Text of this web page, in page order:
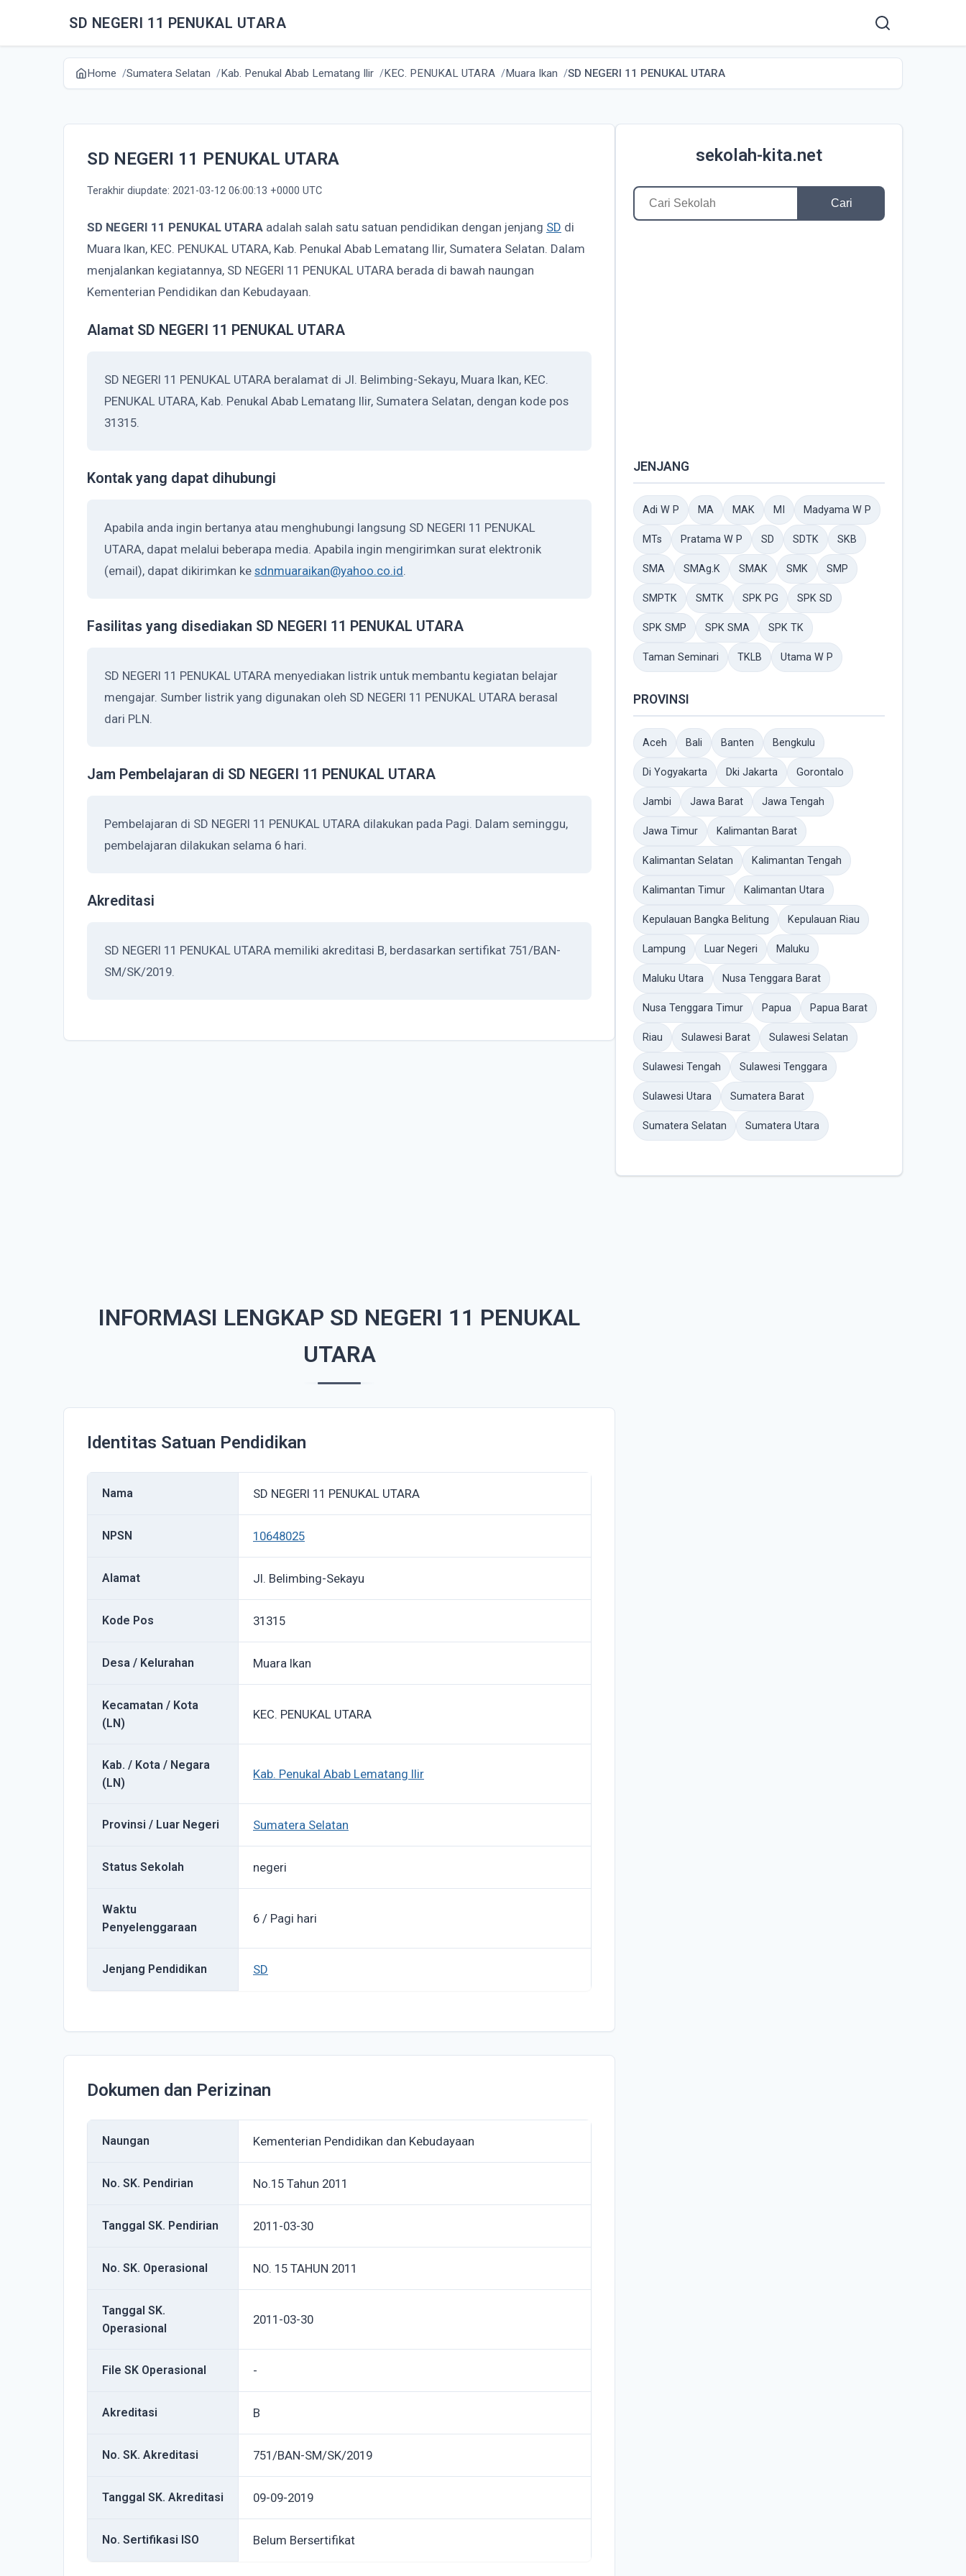
SD NEGERI 11 PENUKAL UTARA
Home Sumatera Selatan Kab. Penukal Abab Lematang Ilir KEC. PENUKAL UTARA Muara Ikan SD NEGERI 11 PENUKAL UTARA
SD NEGERI 11 PENUKAL UTARA
Terakhir diupdate: 2021-03-12 06:00:13 +0000 UTC
SD NEGERI 11 PENUKAL UTARA adalah salah satu satuan pendidikan dengan jenjang SD di
Muara Ikan, KEC. PENUKAL UTARA, Kab. Penukal Abab Lematang Ilir, Sumatera Selatan. Dalam
menjalankan kegiatannya, SD NEGERI 11 PENUKAL UTARA berada di bawah naungan
Kementerian Pendidikan dan Kebudayaan.
Alamat SD NEGERI 11 PENUKAL UTARA
SD NEGERI 11 PENUKAL UTARA beralamat di Jl. Belimbing-Sekayu, Muara Ikan, KEC.
PENUKAL UTARA, Kab. Penukal Abab Lematang Ilir, Sumatera Selatan, dengan kode pos
31315.
Kontak yang dapat dihubungi
Apabila anda ingin bertanya atau menghubungi langsung SD NEGERI 11 PENUKAL
UTARA, dapat melalui beberapa media. Apabila ingin mengirimkan surat elektronik
(email), dapat dikirimkan ke sdnmuaraikan@yahoo.co.id.
Fasilitas yang disediakan SD NEGERI 11 PENUKAL UTARA
SD NEGERI 11 PENUKAL UTARA menyediakan listrik untuk membantu kegiatan belajar
mengajar. Sumber listrik yang digunakan oleh SD NEGERI 11 PENUKAL UTARA berasal
dari PLN.
Jam Pembelajaran di SD NEGERI 11 PENUKAL UTARA
Pembelajaran di SD NEGERI 11 PENUKAL UTARA dilakukan pada Pagi. Dalam seminggu,
pembelajaran dilakukan selama 6 hari.
Akreditasi
SD NEGERI 11 PENUKAL UTARA memiliki akreditasi B, berdasarkan sertifikat 751/BAN-
SM/SK/2019.
INFORMASI LENGKAP SD NEGERI 11 PENUKAL
UTARA
Identitas Satuan Pendidikan
Nama SD NEGERI 11 PENUKAL UTARA
NPSN 10648025
Alamat Jl. Belimbing-Sekayu
Kode Pos 31315
Desa / Kelurahan Muara Ikan
Kecamatan / Kota
(LN)
KEC. PENUKAL UTARA
Kab. / Kota / Negara
(LN)
Kab. Penukal Abab Lematang Ilir
Provinsi / Luar Negeri Sumatera Selatan
Status Sekolah negeri
Waktu
Penyelenggaraan
6 / Pagi hari
Jenjang Pendidikan SD
Dokumen dan Perizinan
Naungan Kementerian Pendidikan dan Kebudayaan
No. SK. Pendirian No.15 Tahun 2011
Tanggal SK. Pendirian 2011-03-30
No. SK. Operasional NO. 15 TAHUN 2011
Tanggal SK.
Operasional
2011-03-30
File SK Operasional -
Akreditasi B
No. SK. Akreditasi 751/BAN-SM/SK/2019
Tanggal SK. Akreditasi 09-09-2019
No. Sertifikasi ISO Belum Bersertifikat
sekolah-kita.net
Cari
JENJANG
Adi W P MA MAK MI Madyama W P
MTs Pratama W P SD SDTK SKB
SMA SMAg.K SMAK SMK SMP
SMPTK SMTK SPK PG SPK SD
SPK SMP SPK SMA SPK TK
Taman Seminari TKLB Utama W P
PROVINSI
Aceh Bali Banten Bengkulu
Di Yogyakarta Dki Jakarta Gorontalo
Jambi Jawa Barat Jawa Tengah
Jawa Timur Kalimantan Barat
Kalimantan Selatan Kalimantan Tengah
Kalimantan Timur Kalimantan Utara
Kepulauan Bangka Belitung Kepulauan Riau
Lampung Luar Negeri Maluku
Maluku Utara Nusa Tenggara Barat
Nusa Tenggara Timur Papua Papua Barat
Riau Sulawesi Barat Sulawesi Selatan
Sulawesi Tengah Sulawesi Tenggara
Sulawesi Utara Sumatera Barat
Sumatera Selatan Sumatera Utara